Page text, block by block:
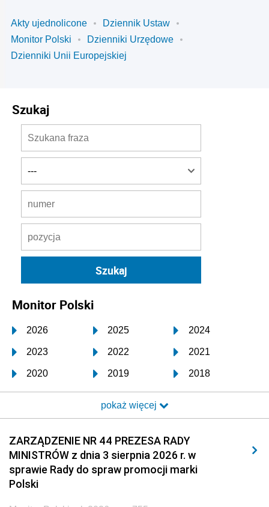
Akty ujednolicone
Dziennik Ustaw
Monitor Polski
Dzienniki Urzędowe
Dzienniki Unii Europejskiej
Szukaj
Monitor Polski
2026 2025 2024
2023 2022 2021
2020 2019 2018
2017 2016 2015
2014 2013 2012
2011 2010 2009
2008 2007 2006
2005
pokaż więcej
ZARZĄDZENIE NR 44 PREZESA RADY
MINISTRÓW z dnia 3 sierpnia 2026 r. w
sprawie Rady do spraw promocji marki
Polski